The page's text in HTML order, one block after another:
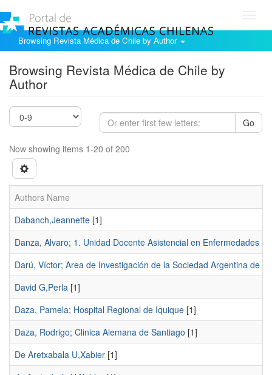
Browsing Revista Médica de Chile by Author
Browsing Revista Médica de Chile by
Author
Go
Now showing items 1-20 of 200
Authors Name
Dabanch,Jeannette [1]
Danza, Alvaro; 1. Unidad Docente Asistencial en Enfermedades
Darú, Víctor; Area de Investigación de la Sociedad Argentina de
David G,Perla [1]
Daza, Pamela; Hospital Regional de Iquique [1]
Daza, Rodrigo; Clinica Alemana de Santiago [1]
De Aretxabala U,Xabier [1]